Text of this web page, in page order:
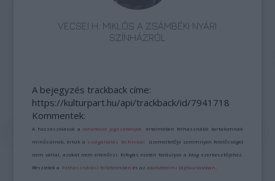
VECSEI H. MIKLÓS A ZSÁMBÉKI NYÁRI
SZÍNHÁZRÓL
A bejegyzés trackback címe:
https://kulturpart.hu/api/trackback/id/7941718
Kommentek:
A hozzászólások avonatkozó jogszabályok értelmében felhasználói tartalomnak
minősülnek, értük a szolgáltatás technikai üzemeltetője semmilyen felelősséget
nem vállal, azokat nem ellenőrzi. Kifogás esetén forduljon a blog szerkesztőjéhez.
Részletek a Felhasználási feltételekben és azadatvédelmi tájékoztatóban